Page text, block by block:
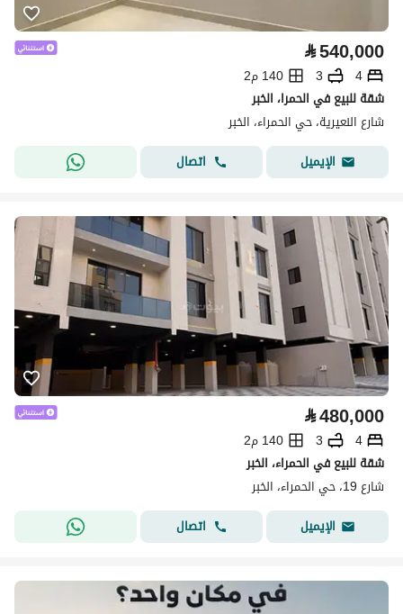
⃁540,000
4
3
140 م2
شقة للبيع في الحمرا، الخبر
شارع النعيرية، حي الحمراء، الخبر
الإيميل
اتصال
⃁480,000
4
3
140 م2
شقة للبيع في الحمراء، الخبر
شارع 19، حي الحمراء، الخبر
الإيميل
اتصال